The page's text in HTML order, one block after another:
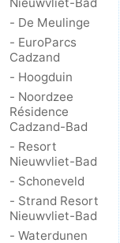
Nieuwvliet-Bad
- De Meulinge
- EuroParcs
Cadzand
- Hoogduin
- Noordzee
Résidence
Cadzand-Bad
- Resort
Nieuwvliet-Bad
- Schoneveld
- Strand Resort
Nieuwvliet-Bad
- Waterdunen